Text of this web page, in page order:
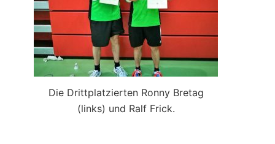
Die Drittplatzierten Ronny Bretag
(links) und Ralf Frick.